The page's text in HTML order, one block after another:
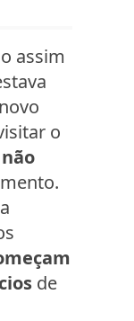
assim
o
de